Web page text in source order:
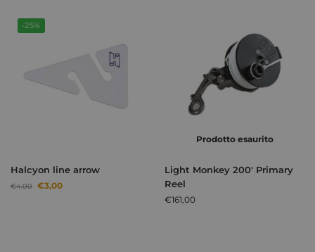
-25%
Halcyon line arrow
€4,00 €3,00
Prodotto esaurito
Light Monkey 200′ Primary
Reel
€161,00